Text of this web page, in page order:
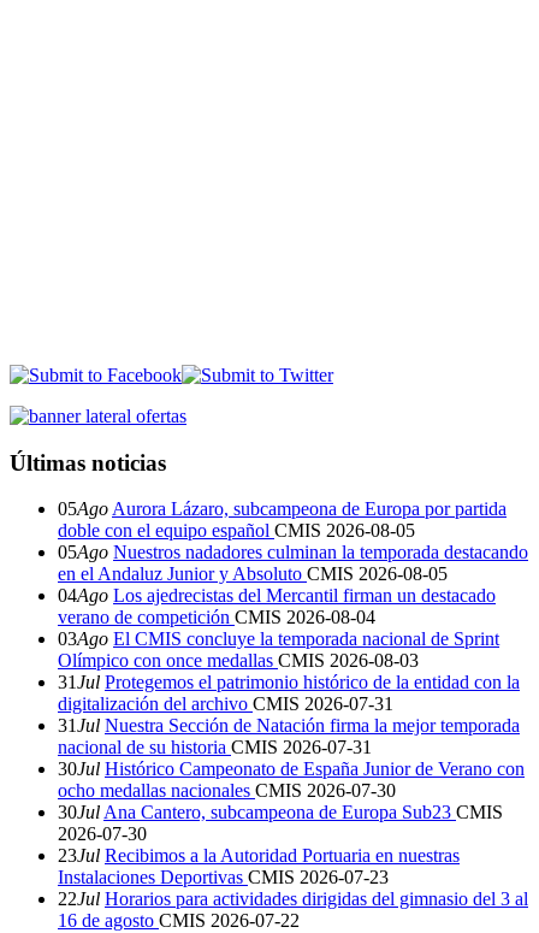
Últimas noticias
05Ago Aurora Lázaro, subcampeona de Europa por partida
doble con el equipo español CMIS 2026-08-05
05Ago Nuestros nadadores culminan la temporada destacando
en el Andaluz Junior y Absoluto CMIS 2026-08-05
04Ago Los ajedrecistas del Mercantil firman un destacado
verano de competición CMIS 2026-08-04
03Ago El CMIS concluye la temporada nacional de Sprint
Olímpico con once medallas CMIS 2026-08-03
31Jul Protegemos el patrimonio histórico de la entidad con la
digitalización del archivo CMIS 2026-07-31
31Jul Nuestra Sección de Natación firma la mejor temporada
nacional de su historia CMIS 2026-07-31
30Jul Histórico Campeonato de España Junior de Verano con
ocho medallas nacionales CMIS 2026-07-30
30Jul Ana Cantero, subcampeona de Europa Sub23 CMIS
2026-07-30
23Jul Recibimos a la Autoridad Portuaria en nuestras
Instalaciones Deportivas CMIS 2026-07-23
22Jul Horarios para actividades dirigidas del gimnasio del 3 al
16 de agosto CMIS 2026-07-22